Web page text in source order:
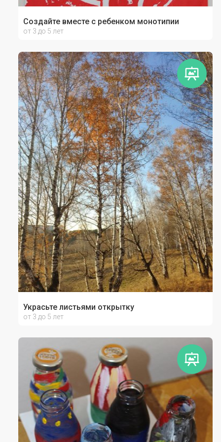
Создайте вместе с ребенком монотипии
от 3 до 5 лет
Украсьте листьями открытку
от 3 до 5 лет